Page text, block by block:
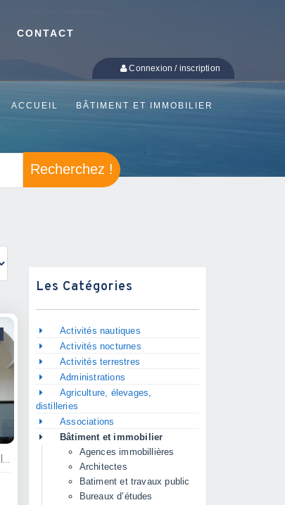
CONTACT
Connexion / inscription
ACCUEIL BÂTIMENT ET IMMOBILIER
Recherchez !
Commerces, Bâtiment et immobilier, Menuisiers, Matériaux de construction
Les Catégories
Activités nautiques
Activités nocturnes
Activités terrestres
Administrations
Agriculture, élevages,
distilleries
Associations
Bâtiment et immobilier
Agences immobillières
Architectes
Batiment et travaux public
Bureaux d’études